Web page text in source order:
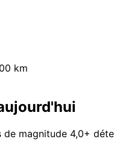
km
de magnitude 4,0+